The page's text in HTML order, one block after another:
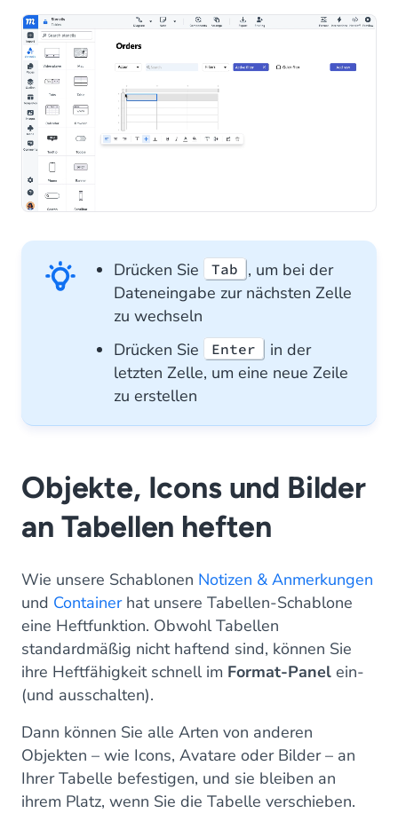
Drücken Sie Tab
, um bei der
Dateneingabe zur nächsten Zelle
zu wechseln
Drücken Sie
Enter
in der
letzten Zelle, um eine neue Zeile
zu erstellen
Objekte, Icons und Bilder
an Tabellen heften
Wie unsere Schablonen Notizen & Anmerkungen
und Containerhat unsere Tabellen-Schablone
eine Heftfunktion. Obwohl Tabellen
standardmäßig nicht haftend sind, können Sie
ihre Heftfähigkeit schnell im Format-Panel ein-
(und ausschalten).
Dann können Sie alle Arten von anderen
Objekten – wie Icons, Avatare oder Bilder – an
Ihrer Tabelle befestigen, und sie bleiben an
ihrem Platz, wenn Sie die Tabelle verschieben.